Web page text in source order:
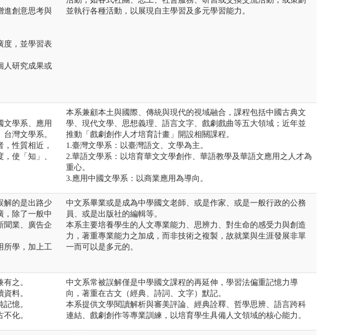
進創意思考與
度，並學習表
人研究成果或
並執行各種活動，以展現自主學習及多元學習能力。
學系、應用
灣文學系。
性質相近，
使「知」、
本系兼顧本土與國際、傳統與現代的視域融合，課程包括中國古典文
學、現代文學、思想義理、語言文字、戲劇戲曲等五大領域；近年並
推動「戲劇創作人才培育計畫」開設相關課程。
1.臺灣文學系：以臺灣語文、文學為主。
2.華語文學系：以培育華文文學創作、華語教學及華語文應用之人才為
重心。
3.應用中國文學系：以商業應用為導向。
的是出路少
，除了一般中
聞業、廣告企
學，加上工
中文系畢業或是成為中學國文老師、或是作家、或是一般行政的公務
員、或是出版社的編輯等。
本系主要培養學生的人文專業能力、思辨力、對生命的感受力與創造
力，著重專業能力之加成，而非技術之複製，故就業與生涯發展非單
一而可以是多元的。
之。
料。
憶。
化。
中文系常被誤解僅是中學國文課程的再延伸，學習法偏重記憶力導
向，著重在古文（經典、詩詞、文字）默記。
本系提供文學閱讀解析與審美評論、經典詮釋、哲學思辨、語言跨科
連結、戲劇創作等專業訓練，以培育學生具備人文領域的核心能力。